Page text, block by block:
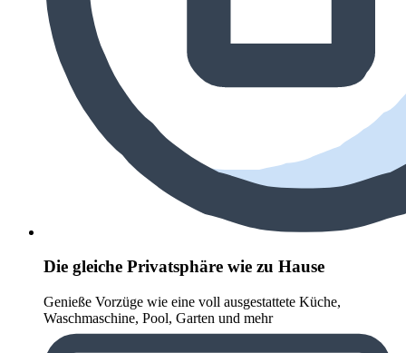
Die gleiche Privatsphäre wie zu Hause
Genieße Vorzüge wie eine voll ausgestattete Küche,
Waschmaschine, Pool, Garten und mehr